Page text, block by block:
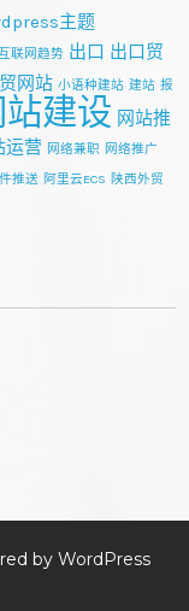
主题
互联网趋势 出口 出口贸
网站 小语种建站 建站 报
站建设 网站推
运营 网络兼职 网络推广
推送 阿里云ECS 陕西外贸
by WordPress